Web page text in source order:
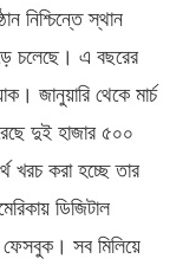
নিশ্চিন্তে স্থান
চলেছে। এ বছরের
জানুয়ারি থেকে মার্চ
দুই হাজার ৫০০
খরচ করা হচ্ছে তার
ডিজিটাল
সব মিলিয়ে